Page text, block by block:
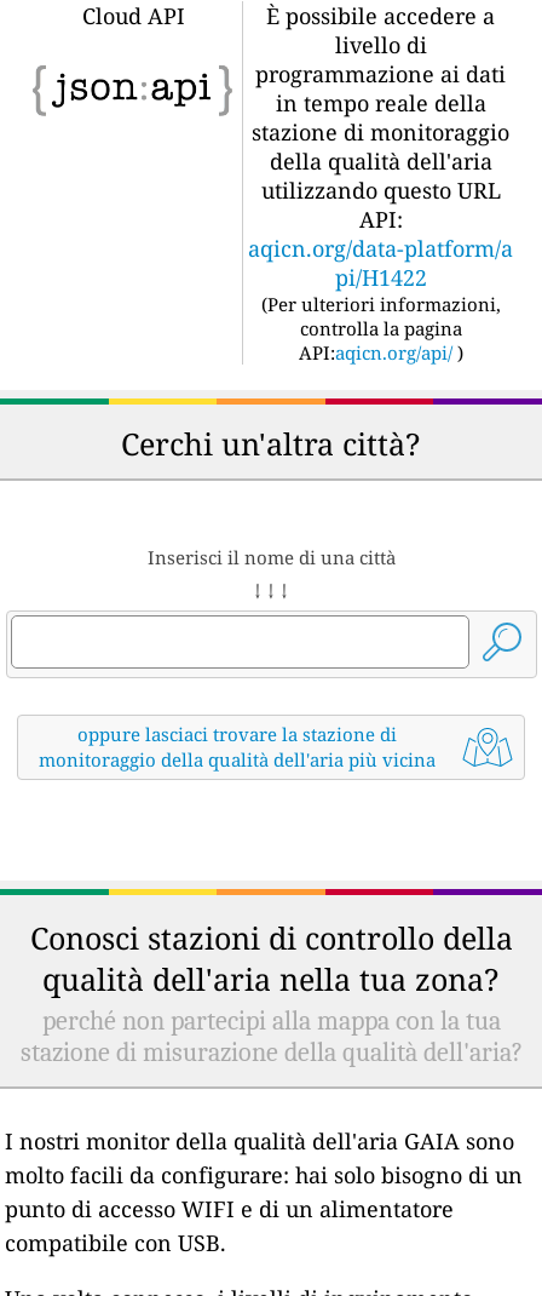
Cloud API
È possibile accedere a
livello di
programmazione ai dati
in tempo reale della
stazione di monitoraggio
della qualità dell'aria
utilizzando questo URL
API:
aqicn.org/data-platform/a
pi/H1422
(Per ulteriori informazioni,
controlla la pagina
API:aqicn.org/api/ )
Cerchi un'altra città?
Inserisci il nome di una città
↓ ↓ ↓
oppure lasciaci trovare la stazione di
monitoraggio della qualità dell'aria più vicina
Conosci stazioni di controllo della
qualità dell'aria nella tua zona?
perché non partecipi alla mappa con la tua
stazione di misurazione della qualità dell'aria?
I nostri monitor della qualità dell'aria GAIA sono
molto facili da configurare: hai solo bisogno di un
punto di accesso WIFI e di un alimentatore
compatibile con USB.